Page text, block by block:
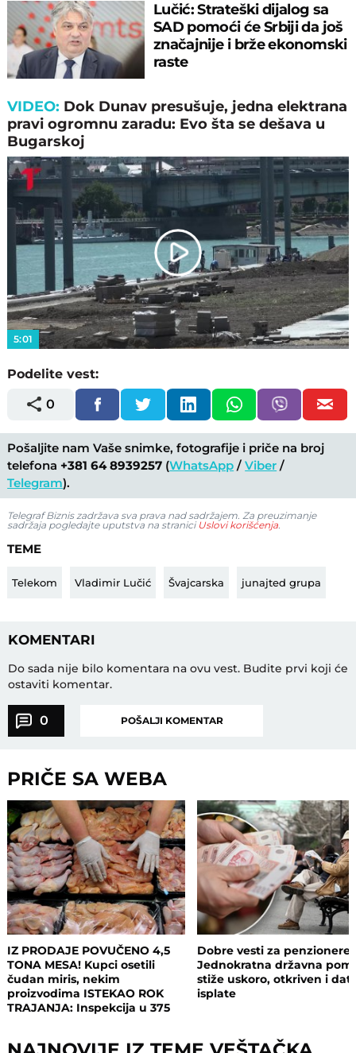
Lučić: Strateški dijalog sa
SAD pomoći će Srbiji da još
značajnije i brže ekonomski
raste
VIDEO: Dok Dunav presušuje, jedna elektrana
pravi ogromnu zaradu: Evo šta se dešava u
Bugarskoj
Play
Video
5:01
Podelite vest:
0
Pošaljite nam Vaše snimke, fotografije i priče na broj
telefona +381 64 8939257 (WhatsApp /Viber /
Telegram).
Telegraf Biznis zadržava sva prava nad sadržajem. Za preuzimanje
sadržaja pogledajte uputstva na stranici Uslovi korišćenja
TEME
Telekom Vladimir Lučić Švajcarska junajted grupa
KOMENTARI
Do sada nije bilo komentara na ovu vest. Budite prvi koji će
ostaviti komentar.
0 POŠALJI KOMENTAR
PRIČE SA WEBA
IZ PRODAJE POVUČENO 4,5
TONA MESA! Kupci osetili
čudan miris, nekim
proizvodima ISTEKAO ROK
TRAJANJA: Inspekcija u 375
Dobre vesti za penzionere:
Jednokratna državna
stiže uskoro, otkriven i
isplate